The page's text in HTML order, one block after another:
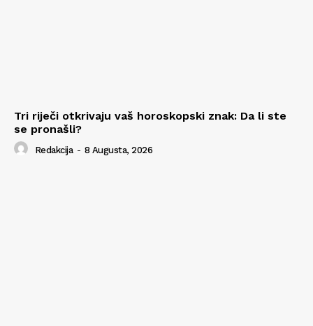
Tri riječi otkrivaju vaš horoskopski znak: Da li ste
se pronašli?
Redakcija - 8 Augusta, 2026